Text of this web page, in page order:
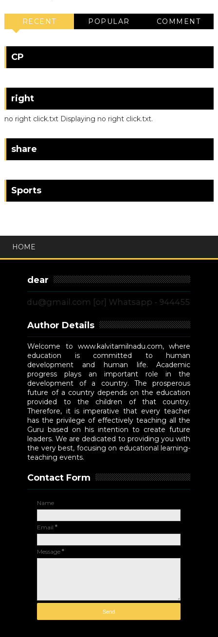
RECENT POPULAR COMMENT
CP
right
no right click.txt Displaying no right click.txt.
share
Sports
HOME
dear
[or] Whatsapp - 9444555775
Author Details
Welcome to www.kalvitamilnadu.com, where
education is committed to human
development and human life. Academic
progress plays an important role in the
development of a country. The prosperous
future of a country depends on the education
provided to the children of that country.
Therefore, it is imperative that every teacher
has the privilege of effectively teaching all the
Guru based on his intention to create future
leaders. We are dedicated to providing you with
the very best, focusing on educational learning-
teaching events.
Contact Form
Name
Email*
Message*